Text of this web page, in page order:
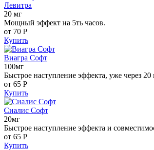
Левитра
20 мг
Мощный эффект на 5ть часов.
от 70 Р
Купить
Виагра Софт
100мг
Быстрое наступление эффекта, уже через 20
от 65 Р
Купить
Сиалис Софт
20мг
Быстрое наступление эффекта и
от 65 Р
Купить